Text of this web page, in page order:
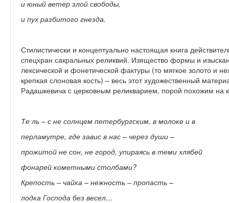
и юный ветер злой свободы,
и пух разбитого гнезда.
Стилистически и концептуально настоящая книга
спецхран сакральных реликвий. Изящество формы и
лексической и фонетической фактуры (то мягкое золото и
крепкая слоновая кость) – весь этот художественный
Радашкевича с церковным реликварием, порой похожим на
Те ль – с не солнцем петербургским, в молоке и в
перламутре, где завис в нас – через души –
прожитой не сон, не город, упираясь в теми хлябей
фонарей кометными столбами?
Крепость – чайка – нежность – пропасть –
лодка Господа без весел…